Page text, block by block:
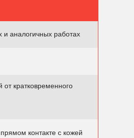
аналогичных работах
кратковременного
контакте с кожей